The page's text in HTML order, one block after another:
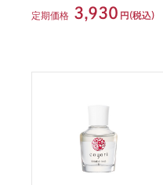
定期価格 3,930 円(税込)